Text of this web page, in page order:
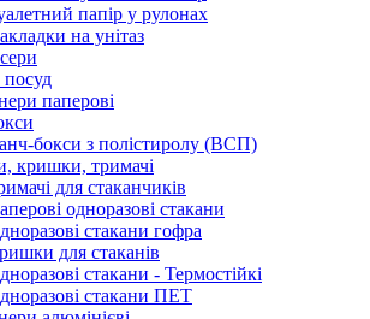
папір у рулонах
на унітаз
паперові
бокси з полістиролу (ВСП)
кришки, тримачі
для стаканчиків
одноразові стакани
стакани гофра
для стаканів
стакани - Термостійкі
стакани ПЕТ